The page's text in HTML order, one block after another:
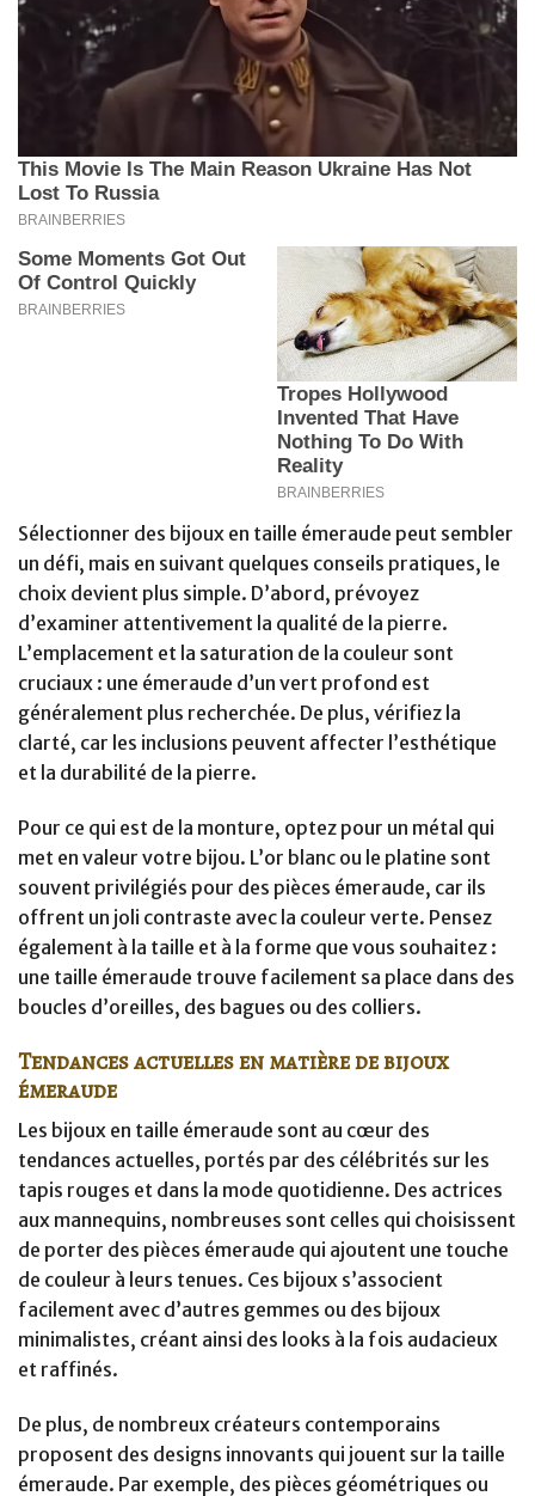
Sélectionner des bijoux en taille émeraude peut sembler
un défi, mais en suivant quelques conseils pratiques, le
choix devient plus simple. D’abord, prévoyez
d’examiner attentivement la qualité de la pierre.
L’emplacement et la saturation de la couleur sont
cruciaux : une émeraude d’un vert profond est
généralement plus recherchée. De plus, vérifiez la
clarté, car les inclusions peuvent affecter l’esthétique
et la durabilité de la pierre.
Pour ce qui est de la monture, optez pour un métal qui
met en valeur votre bijou. L’or blanc ou le platine sont
souvent privilégiés pour des pièces émeraude, car ils
offrent un joli contraste avec la couleur verte. Pensez
également à la taille et à la forme que vous souhaitez :
une taille émeraude trouve facilement sa place dans des
boucles d’oreilles, des bagues ou des colliers.
Tendances actuelles en matière de bijoux
émeraude
Les bijoux en taille émeraude sont au cœur des
tendances actuelles, portés par des célébrités sur les
tapis rouges et dans la mode quotidienne. Des actrices
aux mannequins, nombreuses sont celles qui choisissent
de porter des pièces émeraude qui ajoutent une touche
de couleur à leurs tenues. Ces bijoux s’associent
facilement avec d’autres gemmes ou des bijoux
minimalistes, créant ainsi des looks à la fois audacieux
et raffinés.
De plus, de nombreux créateurs contemporains
proposent des designs innovants qui jouent sur la taille
émeraude. Par exemple, des pièces géométriques ou